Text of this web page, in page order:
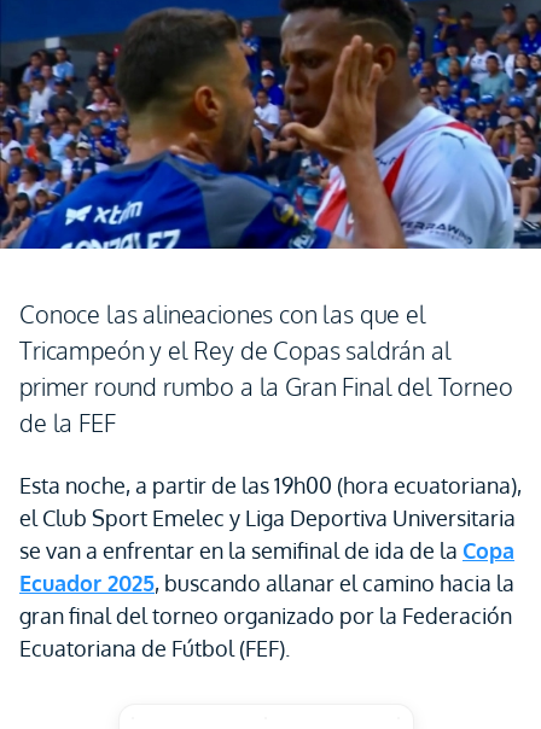
Conoce las alineaciones con las que el
Tricampeón y el Rey de Copas saldrán al
primer round rumbo a la Gran Final del Torneo
de la FEF
Esta noche, a partir de las 19h00 (hora ecuatoriana),
el Club Sport Emelec y Liga Deportiva Universitaria
se van a enfrentar en la semifinal de ida de la Copa
Ecuador 2025, buscando allanar el camino hacia la
gran final del torneo organizado por la Federación
Ecuatoriana de Fútbol (FEF).